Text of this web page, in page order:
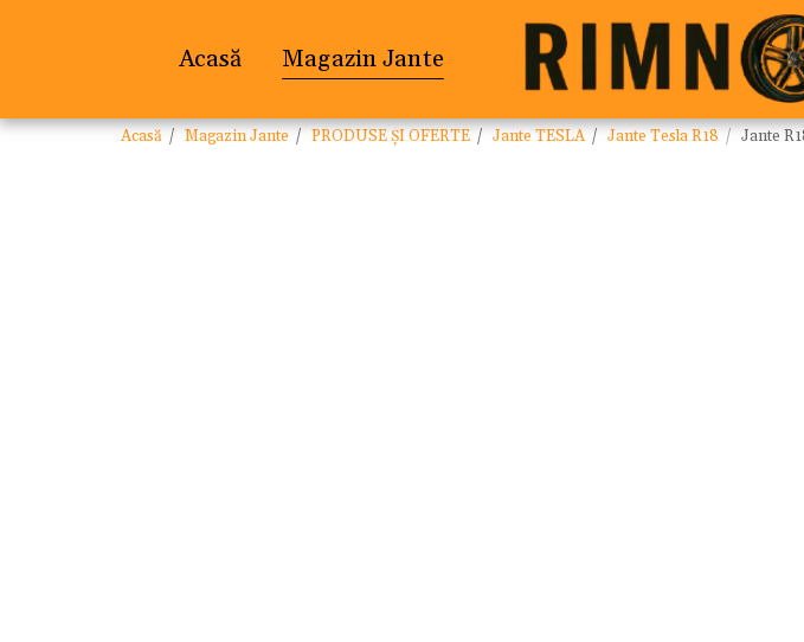
Acasă Magazin Jante
Acasă Magazin Jante PRODUSE ȘI OFERTE Jante TESLA Jante Tesla R18 Jante